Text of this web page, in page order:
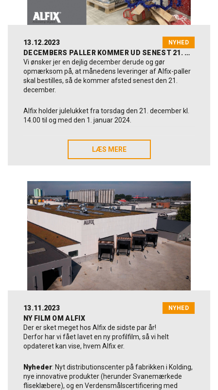
23.-24. januar 2024, Learnmark Horsens
6.-7. februar 2024, EUC Syd Aabenraa
9.-10. april 2024, EUC Sjælland Næstved
Tilmelding
Du kan tilmelde dig via de enkelte skoler eller finde
kurset på www.voksenuddannelse.dk – søg på AMU-fag
nr. 49871 (kursusnavn: Armeret puds på
berettigede).
Læs mere om kurset:Kursusfolder fra ETICS-DK
hos bygningshåndværkere
13.12.2023 NYHED
DECEMBERS PALLER KOMMER UD SENEST 21. DECEMBER
Vi ønsker jer en dejlig december derude og gør
opmærksom på, at månedens leveringer af Alfix-paller
skal bestilles, så de kommer afsted senest den 21.
december.
Alfix holder julelukket fra torsdag den 21. december kl.
14.00 til og med den 1. januar 2024.
Glædelig jul og godt nytår - med tak for 2023
LÆS MERE
LÆS MERE
13.11.2023 NYHED
NY FILM OM ALFIX
Der er sket meget hos Alfix de sidste par år!
Derfor har vi fået lavet en ny profilfilm, så vi helt
opdateret kan vise, hvem Alfix er.
Nyheder: Nyt distributionscenter på fabrikken i Kolding,
nye innovative produkter (herunder Svanemærkede
fliseklæbere), og en Verdensmålscertificering med